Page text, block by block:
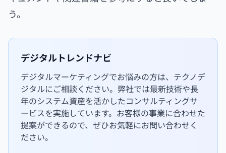
う。
デジタルトレンドナビ
デジタルマーケティングでお悩みの方は、テクノデ
ジタルにご相談ください。弊社では最新技術や長
年のシステム資産を活かしたコンサルティングサ
ービスを実施しています。お客様の事業に合わせた
提案ができるので、ぜひお気軽にお問い合わせく
ださい。